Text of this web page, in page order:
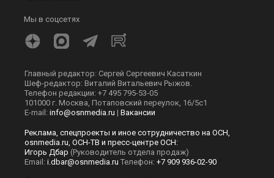
Мы в соцсетях
Главный редактор: Сергей Сергеевич Касаткин
Шеф-редактор: Виталий Витальевич Рыжов.
Телефон редакции: +7 495 795-53-05
101000 г. Москва, Потаповский переулок, 16/5с1
E-mail: info@osnmedia.ru | Вакансии
Реклама, спецпроекты и иное сотрудничество на ОСН,
osnmedia.ru, ОСН-ТВ и пресс-центре ОСН:
Игорь Дбар (Руководитель отдела продаж)
Email: i.dbar@osnmedia.ru Телефон: +7 909 936-02-90